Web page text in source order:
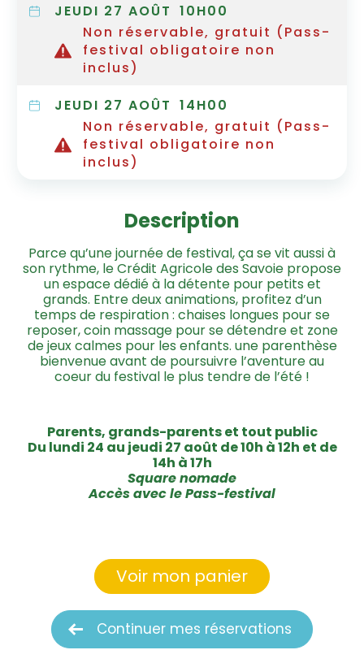
JEUDI 27 AOÛT 10H00
Non réservable, gratuit (Pass-
festival obligatoire non
inclus)
JEUDI 27 AOÛT 14H00
Non réservable, gratuit (Pass-
festival obligatoire non
inclus)
Description
Parce qu’une journée de festival, ça se vit aussi à
son rythme, le Crédit Agricole des Savoie propose
un espace dédié à la détente pour petits et
grands. Entre deux animations, profitez d’un
temps de respiration : chaises longues pour se
reposer, coin massage pour se détendre et zone
de jeux calmes pour les enfants. une parenthèse
bienvenue avant de poursuivre l’aventure au
coeur du festival le plus tendre de l’été !
Parents, grands-parents et tout public
Du lundi 24 au jeudi 27 août de 10h à 12h et de
14h à 17h
Square nomade
Accès avec le Pass-festival
Continuer mes réservations
Voir mon panier